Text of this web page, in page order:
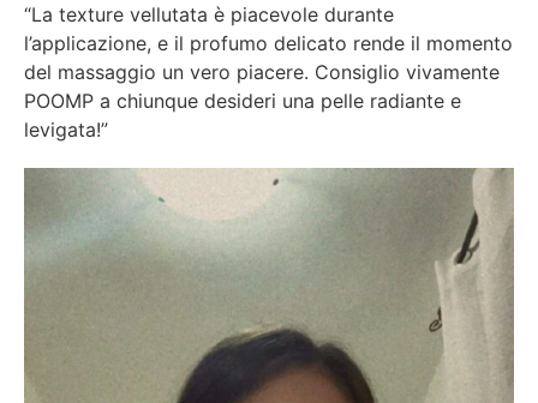
“La texture vellutata è piacevole durante
l’applicazione, e il profumo delicato rende il momento
del massaggio un vero piacere. Consiglio vivamente
POOMP a chiunque desideri una pelle radiante e
levigata!”